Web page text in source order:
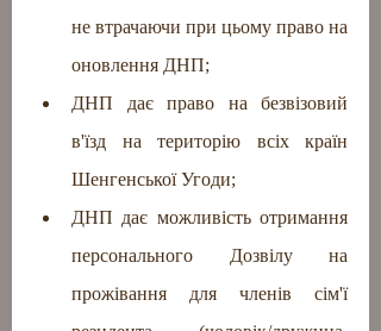
не втрачаючи при цьому право на
оновлення ДНП;
ДНП дає право на безвізовий
в'їзд на територію всіх країн
Шенгенської Угоди;
ДНП дає можливість отримання
персонального Дозвілу на
прожівання для членів сім'ї